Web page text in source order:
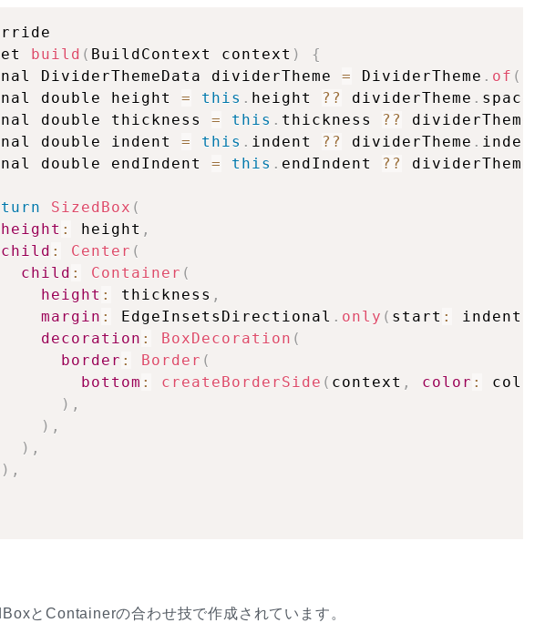
build ( BuildContext context )
{
DividerThemeData dividerTheme
= DividerTheme . of (
double height
= this . height ?? dividerTheme . space
double thickness
= this . thickness ?? dividerTheme
double indent
= this . indent ?? dividerTheme . indent
double endIndent
= this . endIndent ?? dividerTheme
SizedBox (
height : height ,
child : Center (
child : Container (
height : thickness ,
margin : EdgeInsetsDirectional . only ( start : indent
decoration : BoxDecoration (
border : Border (
bottom : createBorderSide ( context , color : color
) ,
) ,
) ,
) ,
とContainerの合わせ技で作成されています。